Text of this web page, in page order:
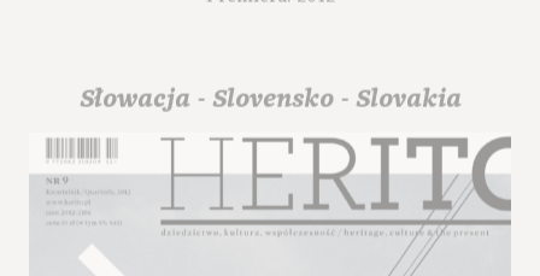
Słowacja - Slovensko - Slovakia